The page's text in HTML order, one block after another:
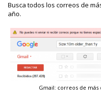
Busca todos los correos de
año.
Gmail: correos de más